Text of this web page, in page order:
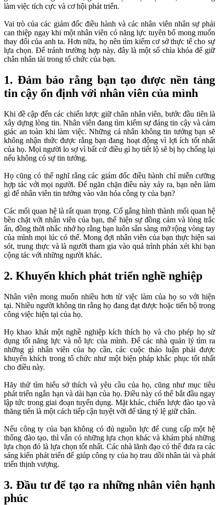
làm việc tích cực và cơ hội phát triển.
Vai trò của các giám đốc điều hành và các nhân viên nhân sự phải
can thiệp ngay khi một nhân viên có năng lực tuyên bố mong muốn
thay đổi của anh ta. Hơn nữa, họ nên tìm kiếm cơ sở thực tế cho sự
lựa chọn. Để tránh trường hợp này, đây là một số chìa khóa để giữ
chân nhân tài trong tổ chức của bạn.
1. Đảm bảo rằng bạn tạo được nền tảng
tin cậy ổn định với nhân viên của mình
Khi đề cập đến các chiến lược giữ chân nhân viên, bước đầu tiên là
xây dựng lòng tin. Nhân viên đang tìm kiếm sự đáng tin cậy và cảm
giác an toàn khi làm việc. Những cá nhân không tin tưởng bạn sẽ
không nhận thức được rằng bạn đang hoạt động vì lợi ích tốt nhất
của họ. Mọi người lo sợ vì bất cứ điều gì họ tiết lộ sẽ bị họ chống lại
nếu không có sự tin tưởng.
Họ cũng có thể nghĩ rằng các giám đốc điều hành chỉ miễn cưỡng
hợp tác với mọi người. Để ngăn chặn điều này xảy ra, bạn nên làm
gì để nhân viên tin tưởng vào văn hóa công ty của bạn?
Các mối quan hệ là rất quan trọng. Cố gắng hình thành mối quan hệ
bền chặt với nhân viên của bạn, thể hiện sự đồng cảm và lòng trắc
ẩn, đồng thời nhắc nhở họ rằng bạn luôn sẵn sàng mở rộng vòng tay
của mình mọi lúc có thể. Mong đợi nhân viên của bạn thực hiện sai
sót, trung thực và là người tham gia vào quá trình phán xét khi bạn
cộng tác với những người khác.
2. Khuyến khích phát triển nghề nghiệp
Nhân viên mong muốn nhiều hơn từ việc làm của họ so với hiện
tại. Nhiều người không tin rằng họ đang đạt được hoặc tiến bộ trong
công việc hiện tại của họ.
Họ khao khát một nghề nghiệp kích thích họ và cho phép họ sử
dụng tốt năng lực và nỗ lực của mình. Để các nhà quản lý tìm ra
những gì nhân viên của họ cần, các cuộc thảo luận phải được
khuyến khích trong tổ chức như một biện pháp khắc phục tốt nhất
cho điều này.
Hãy thử tìm hiểu sở thích và yêu cầu của họ, cũng như mục tiêu
phát triển ngắn hạn và dài hạn của họ. Điều này có thể bắt đầu ngay
lập tức trong giai đoạn tuyển dụng. Mặt khác, chiến lược đào tạo và
thăng tiến là một cách tiếp cận tuyệt vời để tăng tỷ lệ giữ chân.
Nếu công ty của bạn không có đủ nguồn lực để cung cấp một hệ
thống đào tạo, thì vẫn có những lựa chọn khác và khám phá những
lựa chọn đó là lựa chọn tốt nhất. Các nhà lãnh đạo có thể đưa ra các
sáng kiến ​​phát triển để giúp công ty của họ trau dồi nhân tài và phát
triển thịnh vượng.
3. Đầu tư để tạo ra những nhân viên hạnh
phúc